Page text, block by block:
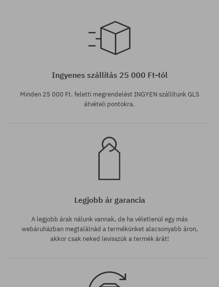
Ingyenes szállítás 25 000 Ft-tól
Minden 25 000 Ft. feletti megrendelést INGYEN szállítunk GLS
átvételi pontokra.
Legjobb ár garancia
A legjobb árak nálunk vannak, de ha véletlenül egy más
webáruházban megtalálnád a termékünket alacsonyabb áron,
akkor csak neked levisszük a termék árát!